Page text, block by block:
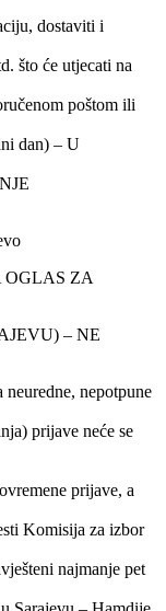
dostaviti i
što će utjecati na
poštom ili
dan) – U
OGLAS ZA
– NE
nepotpune
prijave neće se
prijave, a
Komisija za izbor
najmanje pet